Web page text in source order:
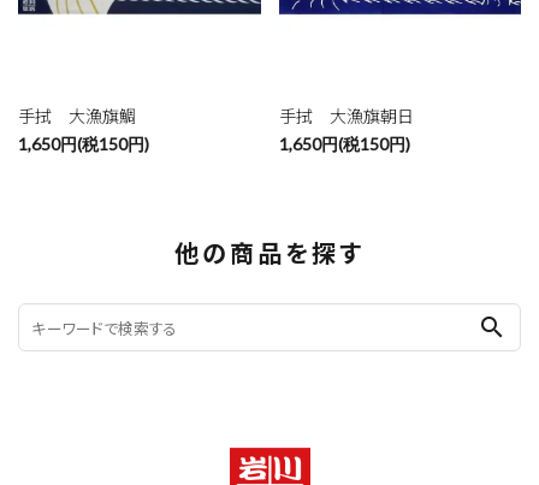
手拭 大漁旗鯛
1,650円(税150円)
手拭 大漁旗朝日
1,650円(税150円)
他の商品を探す
search